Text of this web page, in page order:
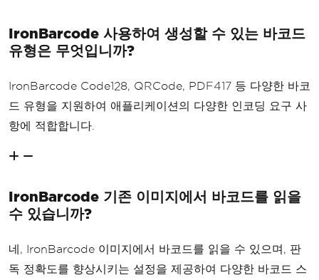
IronBarcode 사용하여 생성할 수 있는 바코드
유형은 무엇입니까?
IronBarcode Code128, QRCode, PDF417 등 다양한 바코
드 유형을 지원하여 애플리케이션의 다양한 인코딩 요구 사
항에 적합합니다.
IronBarcode 기존 이미지에서 바코드를 읽을
수 있습니까?
네, IronBarcode 이미지에서 바코드를 읽을 수 있으며, 판
독 정확도를 향상시키는 설정을 제공하여 다양한 바코드 스